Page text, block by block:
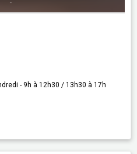
- 9h à 12h30 / 13h30 à 17h